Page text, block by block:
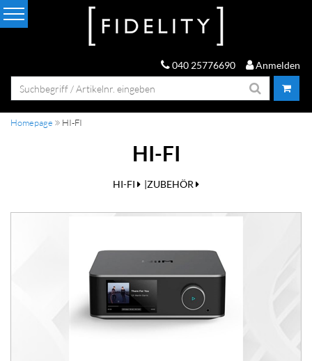
040 25776690 Anmelden
Homepage HI-FI
HI-FI
HI-FI ZUBEHÖR